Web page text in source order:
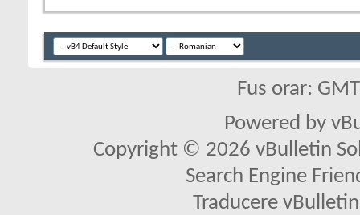
Fus orar:
Powered by
Copyright © 2026 vBulletin
Search Engine
Traducere